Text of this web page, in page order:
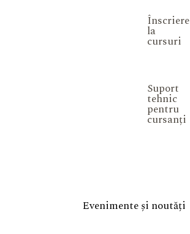
Înscriere
la
cursuri
Suport
tehnic
pentru
cursanți
Evenimente și noutăți